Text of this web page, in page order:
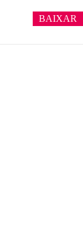
BAIXAR